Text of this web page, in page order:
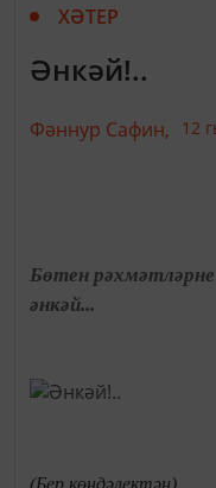
ХӘТЕР
Әнкәй!..
Фәннур Сафин, 12
Бөтен
әнкәй...
(Бер көндәлектән)